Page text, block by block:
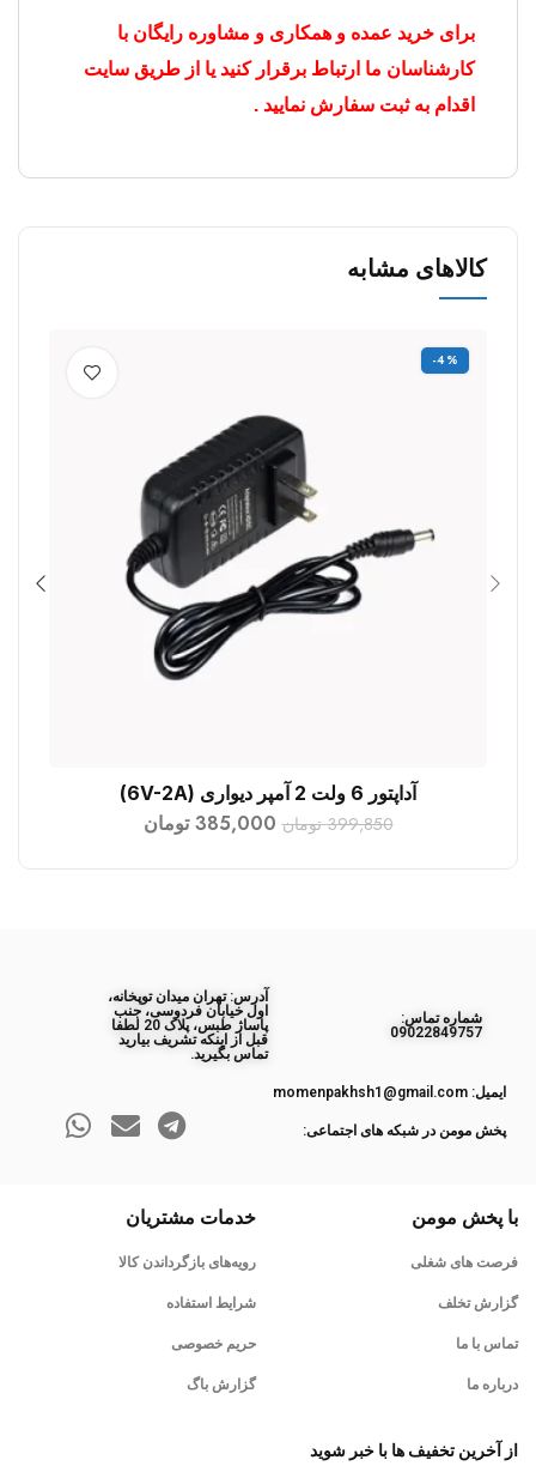
برای خرید عمده و همکاری و مشاوره رایگان با
کارشناسان ما ارتباط برقرار کنید یا از طریق سایت
اقدام به ثبت سفارش نمایید .
کالاهای مشابه
-4%
افزودن به سبد خرید
آداپتور 6 ولت 2 آمپر دیواری (6V-2A)
399,850 تومان 385,000 تومان
ﺷﻤﺎره ﺗﻤﺎس:
09022849757
آدرس: تهران میدان توپخانه،
اول خیابان فردوسی، جنب
پاساژ طبس، پلاک 20 لطفا
قبل از اینکه تشریف بیارید
تماس بگیرید.
ایمیل: momenpakhsh1@gmail.com
پخش مومن در شبکه های اجتماعی:
با پخش مومن
فرصت های شغلی
گزارش تخلف
تماس با ما
درباره ما
خدمات مشتریان
رویه‌های بازگرداندن کالا
شرایط استفاده
حریم خصوصی
گزارش باگ
از آخرین تخفیف ها با خبر شوید